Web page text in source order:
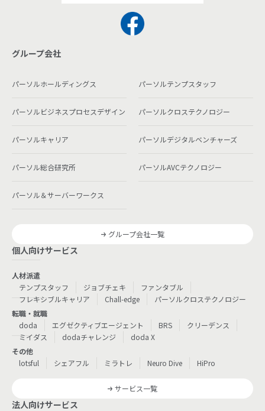
グループ会社
パーソルホールディングス パーソルテンプスタッフ
パーソルビジネスプロセスデザイン パーソルクロステクノロジー
パーソルキャリア パーソルデジタルベンチャーズ
パーソル総合研究所 パーソルAVCテクノロジー
パーソル＆サーバーワークス
グループ会社一覧
個人向けサービス
人材派遣
テンプスタッフ
ジョブチェキ
ファンタブル
フレキシブルキャリア
Chall-edge
パーソルクロステクノロジー
転職・就職
doda
エグゼクティブエージェント BRS
クリーデンス
ミイダス
dodaチャレンジ
doda X
その他
lotsful
シェアフル ミラトレ Neuro Dive HiPro
サービス一覧
法人向けサービス